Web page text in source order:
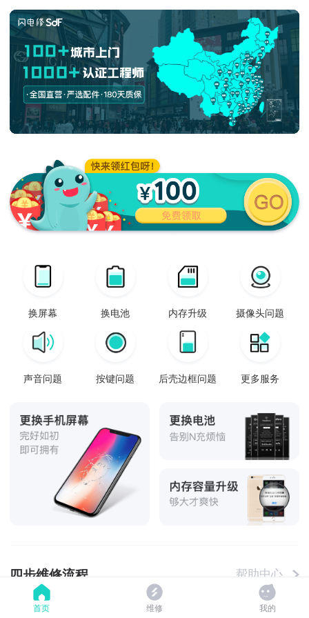
换屏幕 换电池 内存升级 摄像头问题
声音问题 按键问题 后壳边框问题 更多服务
四步维修流程 帮助中心
首页 维修 我的